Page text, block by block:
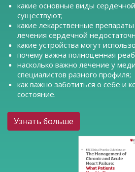
какие основные виды
существуют;
какие лекарственные
лечения сердечной
какие устройства могут
почему важна полноценная
насколько важно лечение у
специалистов разного профиля;
как важно заботиться о себе и
состояние.
Узнать больше